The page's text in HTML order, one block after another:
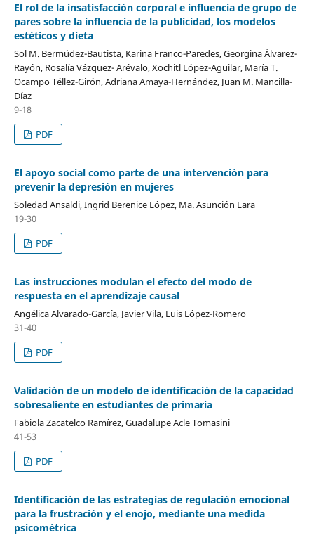
El rol de la insatisfacción corporal e influencia de grupo de
pares sobre la influencia de la publicidad, los modelos
estéticos y dieta
Sol M. Bermúdez-Bautista, Karina Franco-Paredes, Georgina Álvarez-
Rayón, Rosalía Vázquez- Arévalo, Xochitl López-Aguilar, María T.
Ocampo Téllez-Girón, Adriana Amaya-Hernández, Juan M. Mancilla-
Díaz
9-18
PDF
El apoyo social como parte de una intervención para
prevenir la depresión en mujeres
Soledad Ansaldi, Ingrid Berenice López, Ma. Asunción Lara
19-30
PDF
Las instrucciones modulan el efecto del modo de
respuesta en el aprendizaje causal
Angélica Alvarado-García, Javier Vila, Luis López-Romero
31-40
PDF
Validación de un modelo de identificación de la capacidad
sobresaliente en estudiantes de primaria
Fabiola Zacatelco Ramírez, Guadalupe Acle Tomasini
41-53
PDF
Identificación de las estrategias de regulación emocional
para la frustración y el enojo, mediante una medida
psicométrica